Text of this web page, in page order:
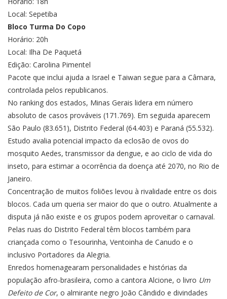
Local: Sepetiba
Bloco Turma Do Copo
Horário: 20h
Local: Ilha De Paquetá
Edição: Carolina Pimentel
Pacote que inclui ajuda a Israel e Taiwan segue para a Câmara,
controlada pelos republicanos.
No ranking dos estados, Minas Gerais lidera em número
absoluto de casos prováveis (171.769). Em seguida aparecem
São Paulo (83.651), Distrito Federal (64.403) e Paraná (55.532).
Estudo avalia potencial impacto da eclosão de ovos do
mosquito Aedes, transmissor da dengue, e ao ciclo de vida do
inseto, para estimar a ocorrência da doença até 2070, no Rio de
Janeiro.
Concentração de muitos foliões levou à rivalidade entre os dois
blocos. Cada um queria ser maior do que o outro. Atualmente a
disputa já não existe e os grupos podem aproveitar o carnaval.
Pelas ruas do Distrito Federal têm blocos também para
criançada como o Tesourinha, Ventoinha de Canudo e o
inclusivo Portadores da Alegria.
Enredos homenagearam personalidades e histórias da
população afro-brasileira, como a cantora Alcione, o livro Um
Defeito de Cor, o almirante negro João Cândido e divindades